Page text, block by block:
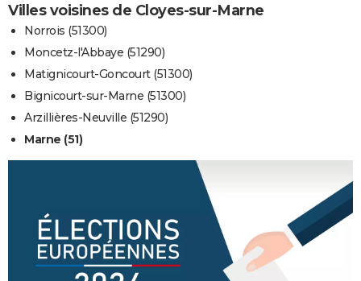
Villes voisines de Cloyes-sur-Marne
Norrois (51300)
Moncetz-l'Abbaye (51290)
Matignicourt-Goncourt (51300)
Bignicourt-sur-Marne (51300)
Arzillières-Neuville (51290)
Marne (51)